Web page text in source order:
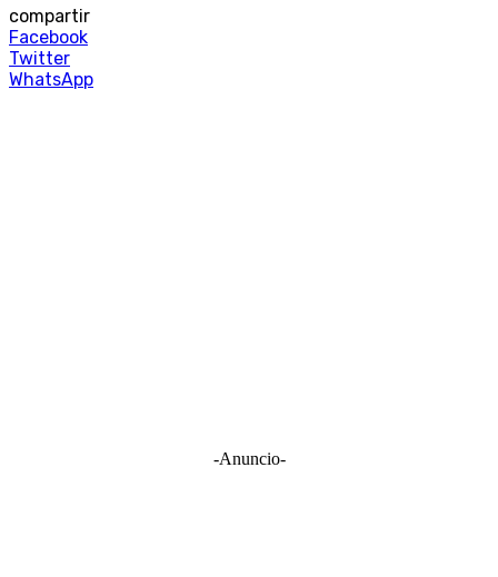
compartir
Facebook
Twitter
WhatsApp
-Anuncio-